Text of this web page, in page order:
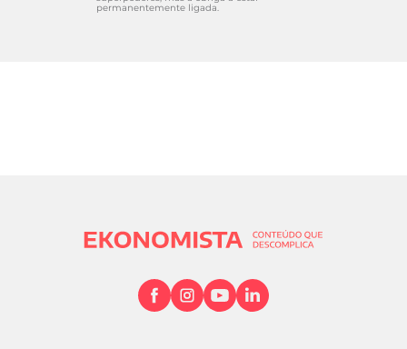
permanentemente ligada.